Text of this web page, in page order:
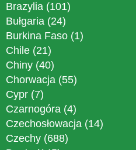
Brazylia (101)
Bułgaria (24)
Burkina Faso (1)
Chile (21)
Chiny (40)
Chorwacja (55)
Cypr (7)
Czarnogóra (4)
Czechosłowacja (14)
Czechy (688)